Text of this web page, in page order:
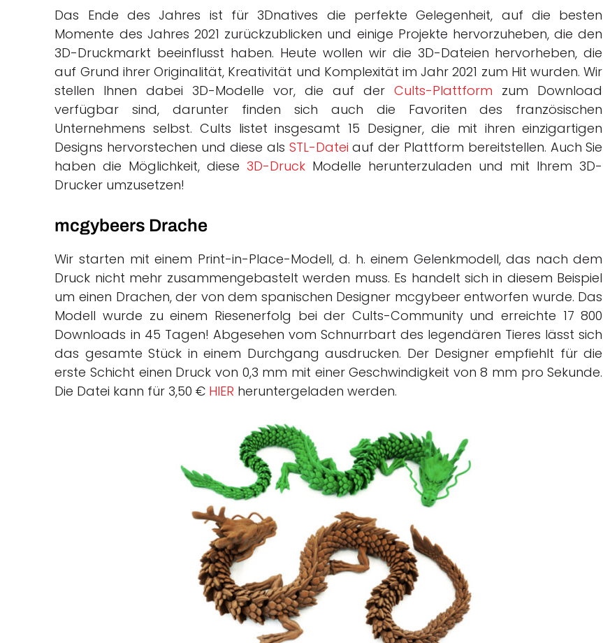
Das Ende des Jahres ist für 3Dnatives die perfekte Gelegenheit, auf die besten
Momente des Jahres 2021 zurückzublicken und einige Projekte hervorzuheben, die den
3D-Druckmarkt beeinflusst haben. Heute wollen wir die 3D-Dateien hervorheben, die
auf Grund ihrer Originalität, Kreativität und Komplexität im Jahr 2021 zum Hit wurden. Wir
stellen Ihnen dabei 3D-Modelle vor, die auf derCults-Plattform zum Download
verfügbar sind, darunter finden sich auch die Favoriten des französischen
Unternehmens selbst. Cults listet insgesamt 15 Designer, die mit ihren einzigartigen
Designs hervorstechen und diese als STL-Datei auf der Plattform bereitstellen. Auch Sie
haben die Möglichkeit, diese 3D-Druck Modelle herunterzuladen und mit Ihrem 3D-
Drucker umzusetzen!
mcgybeers Drache
Wir starten mit einem Print-in-Place-Modell, d. h. einem Gelenkmodell, das nach dem
Druck nicht mehr zusammengebastelt werden muss. Es handelt sich in diesem Beispiel
um einen Drachen, der von dem spanischen Designer mcgybeer entworfen wurde. Das
Modell wurde zu einem Riesenerfolg bei der Cults-Community und erreichte 17 800
Downloads in 45 Tagen! Abgesehen vom Schnurrbart des legendären Tieres lässt sich
das gesamte Stück in einem Durchgang ausdrucken. Der Designer empfiehlt für die
erste Schicht einen Druck von 0,3 mm mit einer Geschwindigkeit von 8 mm pro Sekunde.
Die Datei kann für 3,50 € HIER heruntergeladen werden.